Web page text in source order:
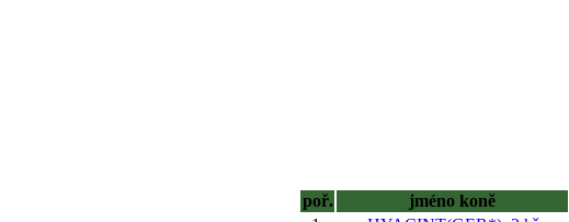
poř.
jméno koně